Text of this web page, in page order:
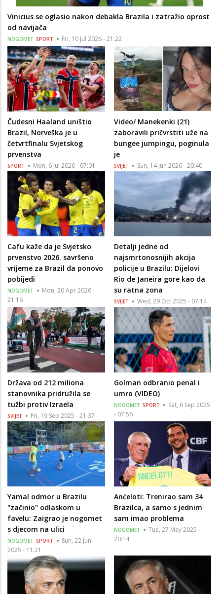
Vinicius se oglasio nakon debakla Brazila i zatražio oprost
od navijača
NOGOMET SPORT Fri, 10 Jul 2026 - 21:22
Čudesni Haaland uništio
Brazil, Norveška je u
četvrtfinalu Svjetskog
prvenstva
SPORT Mon, 6 Jul 2026 - 07:01
Video/ Manekenki (21)
zaboravili pričvrstiti uže na
bungee jumpingu, poginula
je
SVIJET Sun, 14 Jun 2026 - 20:40
Cafu kaže da je Svjetsko
prvenstvo 2026. savršeno
vrijeme za Brazil da ponovo
pobijedi
NOGOMET
Mon, 20 Apr 2026 -
21:16
Detalji jedne od
najsmrtonosnijih akcija
policije u Brazilu: Dijelovi
Rio de Janeira gore kao da
su ratna zona
SVIJET Wed, 29 Oct 2025 - 07:14
Država od 212 miliona
stanovnika pridružila se
tužbi protiv Izraela
SVIJET Fri, 19 Sep 2025 - 21:37
Golman odbranio penal i
umro (VIDEO)
NOGOMET SPORT
Sat, 6 Sep 2025
- 07:56
Yamal odmor u Brazilu
"začinio" odlaskom u
favelu: Zaigrao je nogomet
s djecom na ulici
NOGOMET SPORT
Sun, 22 Jun
2025 - 11:21
Anćeloti: Trenirao sam 34
Brazilca, a samo s jednim
sam imao problema
NOGOMET
Tue, 27 May 2025 -
20:14